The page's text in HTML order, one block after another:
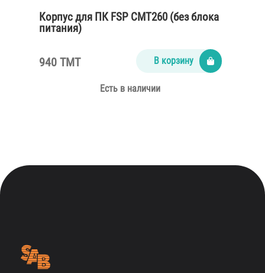
Корпус для ПК FSP CMT260 (без блока
питания)
940 TMT В корзину
Есть в наличии